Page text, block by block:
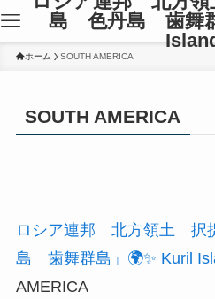
島 色丹島 歯舞
ホーム SOUTH AMERICA
SOUTH AMERICA
ロシア連邦 北方領土
島 歯舞群島」🌍✨ Kuril
AMERICA